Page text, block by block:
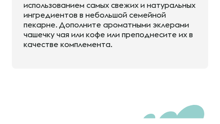
использованием самых свежих и натуральных
ингредиентов в небольшой семейной
пекарне. Дополните ароматными эклерами
чашечку чая или кофе или преподнесите их в
качестве комплемента.